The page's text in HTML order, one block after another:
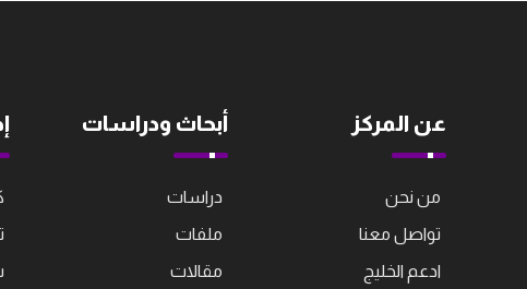
عن المركز
من نحن
تواصل معنا
ادعم الخليج
أبحاث ودراسات
دراسات
ملفات
مقالات